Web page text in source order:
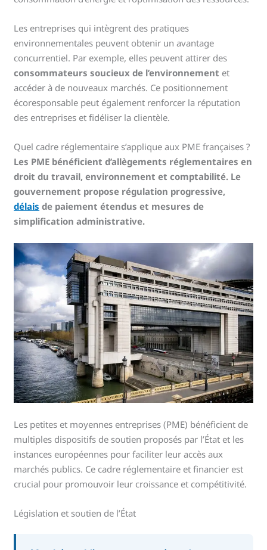
Les entreprises qui intègrent des pratiques
environnementales peuvent obtenir un avantage
concurrentiel. Par exemple, elles peuvent attirer des
consommateurs soucieux de l’environnement et
accéder à de nouveaux marchés. Ce positionnement
écoresponsable peut également renforcer la réputation
des entreprises et fidéliser la clientèle.
Quel cadre réglementaire s’applique aux PME françaises ?
Les PME bénéficient d’allègements réglementaires en
droit du travail, environnement et comptabilité. Le
gouvernement propose régulation progressive,
délais de paiement étendus et mesures de
simplification administrative.
Les petites et moyennes entreprises (PME) bénéficient de
multiples dispositifs de soutien proposés par l’État et les
instances européennes pour faciliter leur accès aux
marchés publics. Ce cadre réglementaire et financier est
crucial pour promouvoir leur croissance et compétitivité.
Législation et soutien de l’État